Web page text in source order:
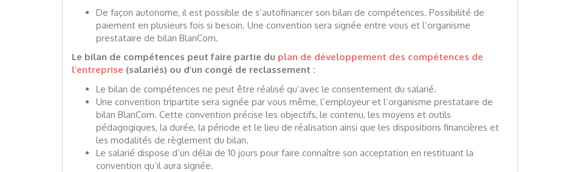
De façon autonome, il est possible de s’autofinancer son bilan de compétences. Possibilité de
paiement en plusieurs fois si besoin. Une convention sera signée entre vous et l’organisme
prestataire de bilan BlanCom.
Le bilan de compétences peut faire partie du plan de développement des compétences de
l’entreprise (salariés) ou d’un congé de reclassement :
Le bilan de compétences ne peut être réalisé qu’avec le consentement du salarié.
Une convention tripartite sera signée par vous même, l’employeur et l’organisme prestataire de
bilan BlanCom. Cette convention précise les objectifs, le contenu, les moyens et outils
pédagogiques, la durée, la période et le lieu de réalisation ainsi que les dispositions financières et
les modalités de règlement du bilan.
Le salarié dispose d’un délai de 10 jours pour faire connaître son acceptation en restituant la
convention qu’il aura signée.